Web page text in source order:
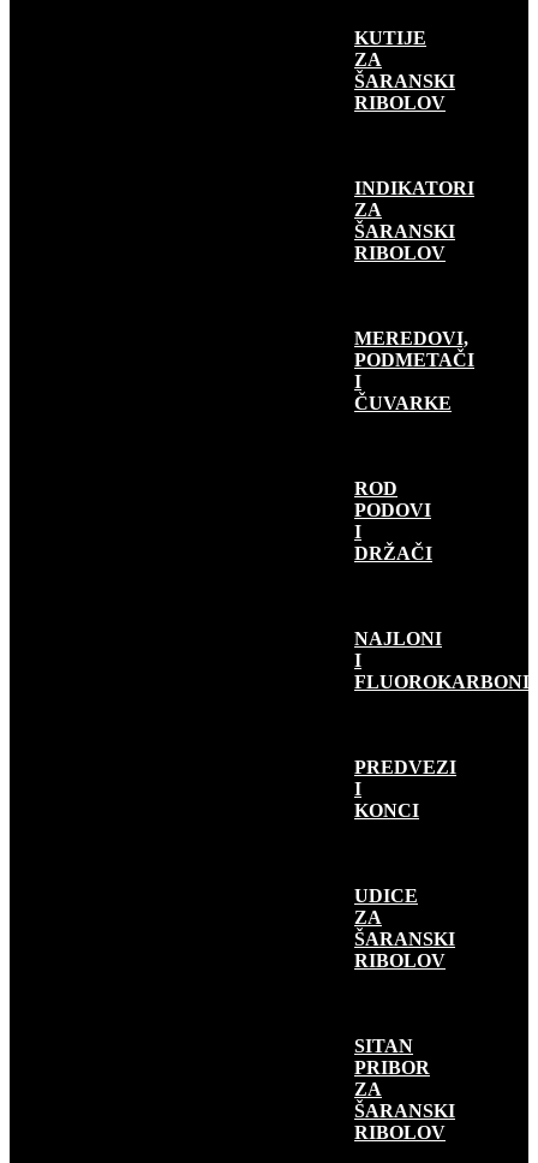
KUTIJE
ZA
ŠARANSKI
RIBOLOV
INDIKATORI
ZA
ŠARANSKI
RIBOLOV
MEREDOVI,
PODMETAČI
I
ČUVARKE
ROD
PODOVI
I
DRŽAČI
NAJLONI
I
FLUOROKARBONI
PREDVEZI
I
KONCI
UDICE
ZA
ŠARANSKI
RIBOLOV
SITAN
PRIBOR
ZA
ŠARANSKI
RIBOLOV